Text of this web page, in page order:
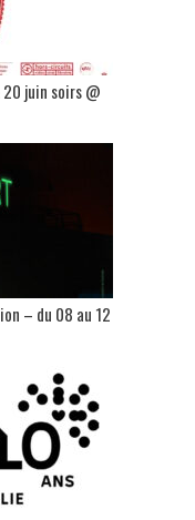
juin soirs @
– du 08 au 12